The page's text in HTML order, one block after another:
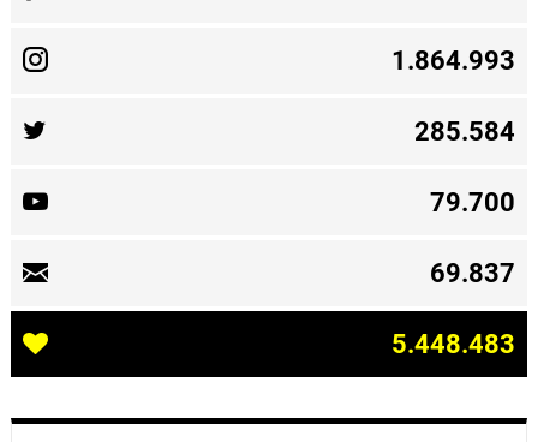
1.864.993
285.584
79.700
69.837
5.448.483